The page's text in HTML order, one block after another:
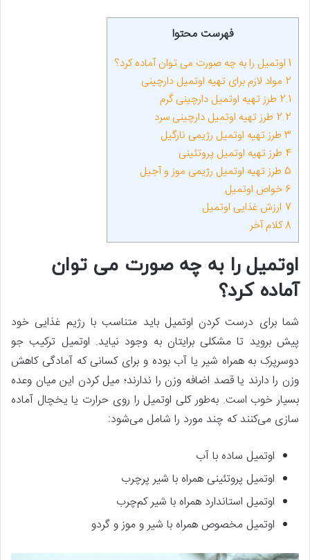
فهرست محتوا
1 اوتمیل را به‌ چه صورت می ‌توان آماده کرد؟
2 مواد لازم برای تهیه اوتمیل دارچینی
2.1 طرز تهیه اوتمیل دارچینی گرم
2.2 طرز تهیه اوتمیل دارچینی سرد
3 طرز تهیه اوتمیل رژیمی نارگیل
4 طرز تهیه اوتمیل پروتئینی
5 طرز تهیه اوتمیل رژیمی موز و آجیل
6 خواص اوتمیل
7 ارزش غذایی اوتمیل
8کلام آخر
اوتمیل را به‌ چه صورت می ‌توان
آماده کرد؟
شما برای درست کردن اوتمیل باید متناسب با رژیم غذایی خود
پیش بروید تا مشکلی برایتان به وجود نیاید. اوتمیل ترکیب جو
دوسرپرک به همراه شیر یا آب بوده و برای کسانی که آمادگی کاهش
وزن را دارند یا قصد اضافه وزن را ندارند؛ میل کردن این میان وعده
بسیار خوب است. به‌طور کلی اوتمیل را روی حرارت یا یخچال آماده
سازی می‌کنند که چند مورد را شامل می‌شود:
اوتمیل ساده با آب
اوتمیل پروتئینی همراه با شیر پرچرب
اوتمیل استاندارد همراه با شیر کم‌چرب
اوتمیل مخصوص همراه با شیر و موز و گردو